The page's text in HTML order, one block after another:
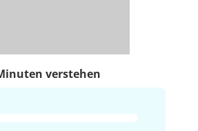
verstehen